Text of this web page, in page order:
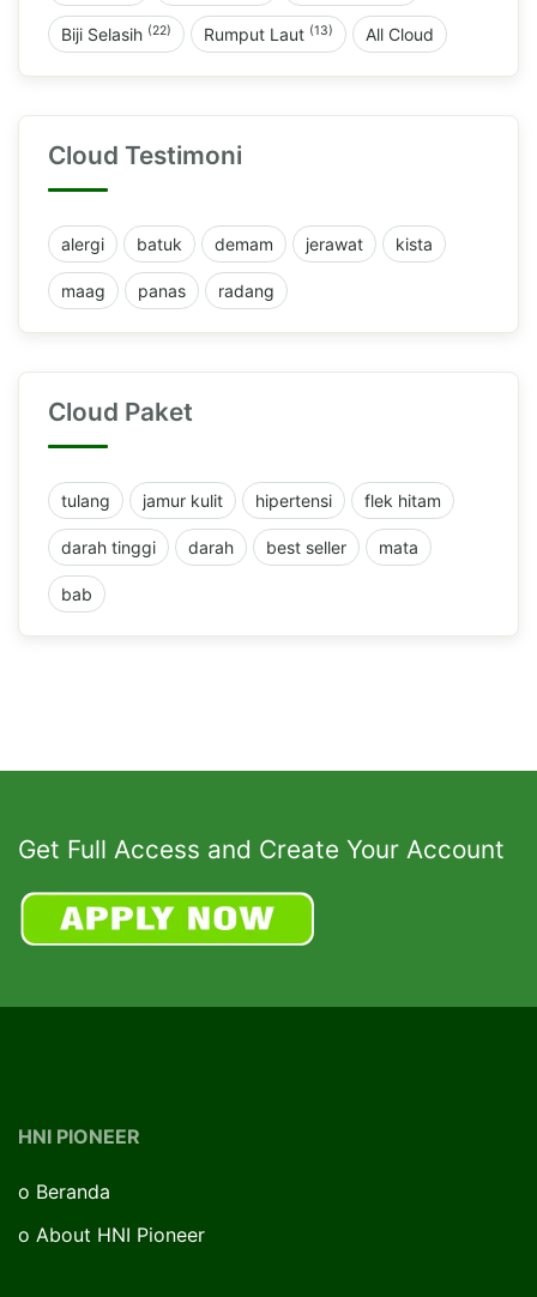
Biji Selasih (22) Rumput Laut (13) All Cloud
Cloud Testimoni
alergi batuk demam jerawat kista
maag panas radang
Cloud Paket
tulang jamur kulit hipertensi flek hitam
darah tinggi darah best seller mata
bab
Get Full Access and Create Your Account
HNI PIONEER
o Beranda
o About HNI Pioneer